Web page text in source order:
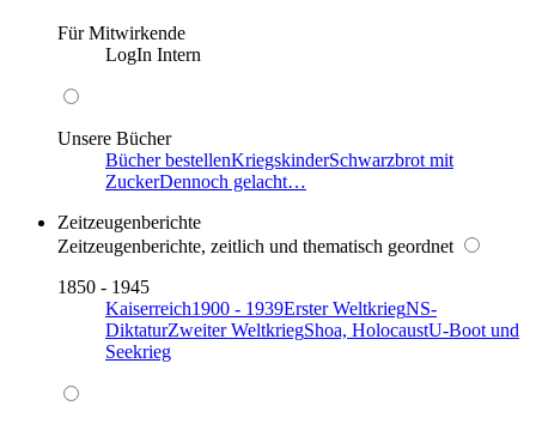
Für Mitwirkende
LogIn Intern
Unsere Bücher
Bücher bestellenKriegskinderSchwarzbrot mit
ZuckerDennoch gelacht…
Zeitzeugenberichte
Zeitzeugenberichte, zeitlich und thematisch geordnet
1850 - 1945
Kaiserreich1900 - 1939Erster WeltkriegNS-
DiktaturZweiter WeltkriegShoa, HolocaustU-Boot und
Seekrieg